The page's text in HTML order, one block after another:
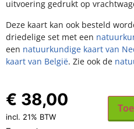
Deze kaart kan ook besteld
driedelige set met een
natuurkundige kaart van
België. Zie ook denatuurkundige
Formaat
incl. 21% BTW